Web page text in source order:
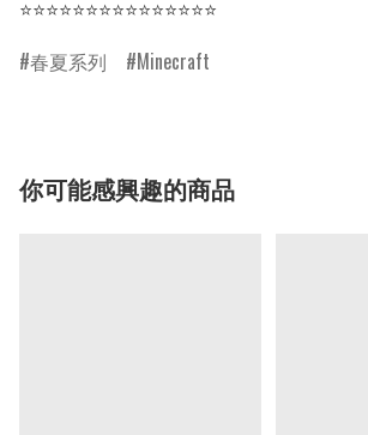
⭐⭐⭐⭐⭐⭐⭐⭐⭐⭐⭐⭐⭐⭐⭐
春夏系列
Minecraft
你可能感興趣的商品